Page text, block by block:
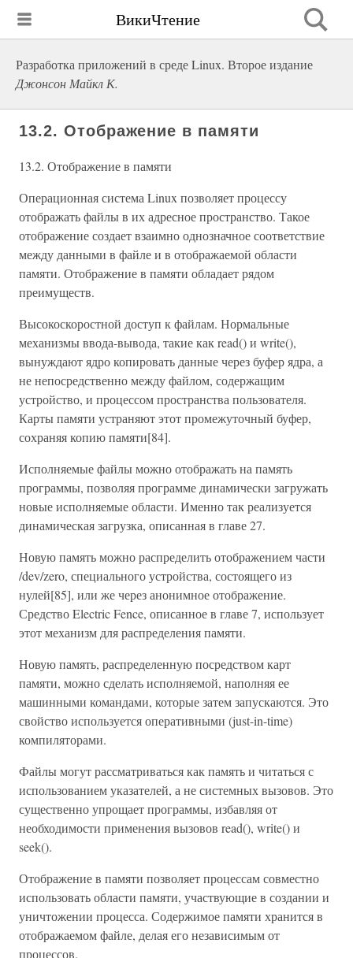
ВикиЧтение
Разработка приложений в среде Linux. Второе издание
Джонсон Майкл К.
13.2. Отображение в памяти
13.2. Отображение в памяти
Операционная система Linux позволяет процессу
отображать файлы в их адресное пространство. Такое
отображение создает взаимно однозначное соответствие
между данными в файле и в отображаемой области
памяти. Отображение в памяти обладает рядом
преимуществ.
Высокоскоростной доступ к файлам. Нормальные
механизмы ввода-вывода, такие как read() и write(),
вынуждают ядро копировать данные через буфер ядра, а
не непосредственно между файлом, содержащим
устройство, и процессом пространства пользователя.
Карты памяти устраняют этот промежуточный буфер,
сохраняя копию памяти[84].
Исполняемые файлы можно отображать на память
программы, позволяя программе динамически загружать
новые исполняемые области. Именно так реализуется
динамическая загрузка, описанная в главе 27.
Новую память можно распределить отображением части
/dev/zero, специального устройства, состоящего из
нулей[85], или же через анонимное отображение.
Средство Electric Fence, описанное в главе 7, использует
этот механизм для распределения памяти.
Новую память, распределенную посредством карт
памяти, можно сделать исполняемой, наполняя ее
машинными командами, которые затем запускаются. Это
свойство используется оперативными (just-in-time)
компиляторами.
Файлы могут рассматриваться как память и читаться с
использованием указателей, а не системных вызовов. Это
существенно упрощает программы, избавляя от
необходимости применения вызовов read(), write() и
seek().
Отображение в памяти позволяет процессам совместно
использовать области памяти, участвующие в создании и
уничтожении процесса. Содержимое памяти хранится в
отображаемом файле, делая его независимым от
процессов.